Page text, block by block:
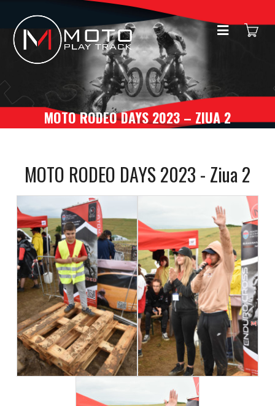
MOTO RODEO DAYS 2023 – ZIUA 2
MOTO RODEO DAYS 2023 - Ziua 2